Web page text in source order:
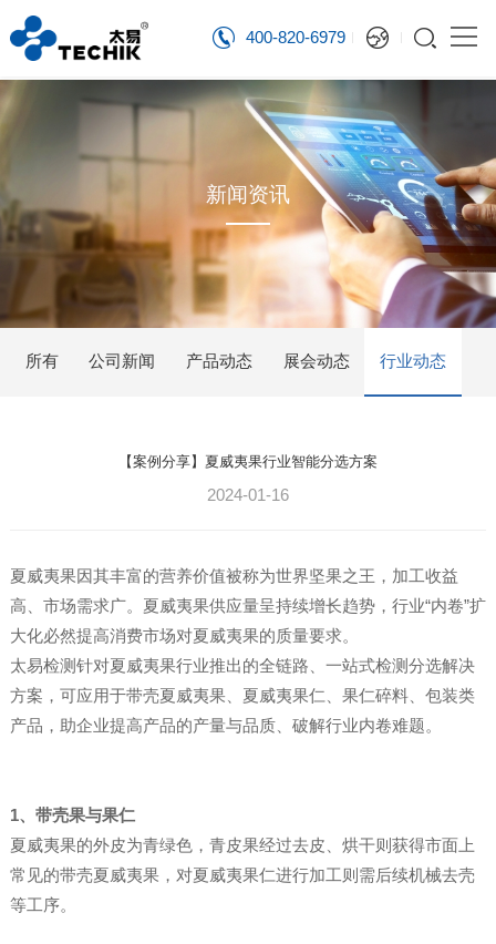
400-820-6979
新闻资讯
所有 公司新闻 产品动态 展会动态 行业动态
【案例分享】夏威夷果行业智能分选方案
2024-01-16
夏威夷果因其丰富的营养价值被称为世界坚果之王，加工收益
高、市场需求广。夏威夷果供应量呈持续增长趋势，行业“内卷”扩
大化必然提高消费市场对夏威夷果的质量要求。
太易检测针对夏威夷果行业推出的全链路、一站式检测分选解决
方案，可应用于带壳夏威夷果、夏威夷果仁、果仁碎料、包装类
产品，助企业提高产品的产量与品质、破解行业内卷难题。
1、带壳果与果仁
夏威夷果的外皮为青绿色，青皮果经过去皮、烘干则获得市面上
常见的带壳夏威夷果，对夏威夷果仁进行加工则需后续机械去壳
等工序。